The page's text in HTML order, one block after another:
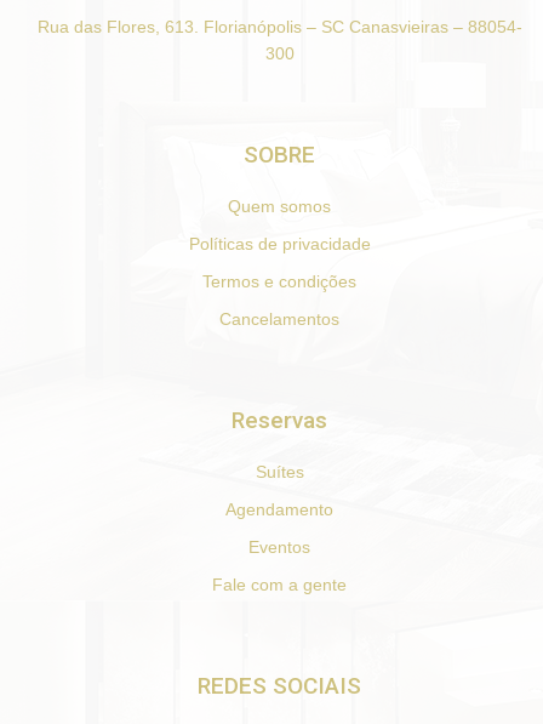
Rua das Flores, 613. Florianópolis – SC Canasvieiras – 88054-
300
SOBRE
Quem somos
Políticas de privacidade
Termos e condições
Cancelamentos
Reservas
Suítes
Agendamento
Eventos
Fale com a gente
REDES SOCIAIS